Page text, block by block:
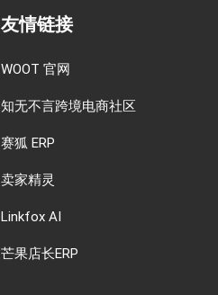
友情链接
WOOT 官网
知无不言跨境电商社区
赛狐 ERP
卖家精灵
Linkfox AI
芒果店长ERP